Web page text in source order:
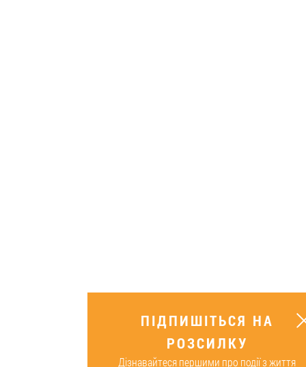
ПІДПИШІТЬСЯ НА
РОЗСИЛКУ
Дізнавайтеся першими про події з життя